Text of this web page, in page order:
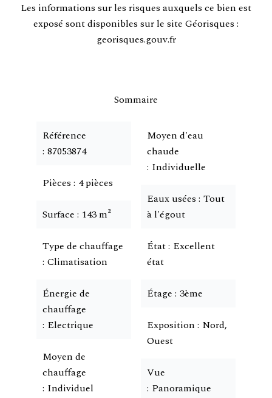
Les informations sur les risques auxquels ce bien est
exposé sont disponibles sur le site Géorisques :
georisques.gouv.fr
Sommaire
Référence
87053874
Pièces 4 pièces
Surface 143 m²
Type de chauffage
Climatisation
Énergie de
chauffage
Electrique
Moyen de
chauffage
Individuel
Moyen d'eau
chaude
Individuelle
Eaux usées Tout
à l'égout
État Excellent
état
Étage 3ème
Exposition Nord,
Ouest
Vue
Panoramique